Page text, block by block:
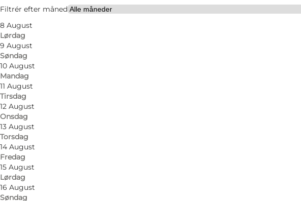
Filtrér efter måned
8 August
Lørdag
9 August
Søndag
10 August
Mandag
11 August
Tirsdag
12 August
Onsdag
13 August
Torsdag
14 August
Fredag
15 August
Lørdag
16 August
Søndag
Middelalderlandsbyen er en samling rekonstruerede huse med
kommer som skoleklasse eller på familieudflugt.
Middelalderlandsbyen er en levende del af Brøndby Kommune, og
holder Skt. Hans, og oplev hvordan man dengang såede, byggede og
Følg endelig med på deres sociale medier, og se hvornår næste
Foruden landsbyens huse rummer stedet også en shelterplads. Her
booke shelterpladsen, hvis du bor i Brøndby. Booking sker via